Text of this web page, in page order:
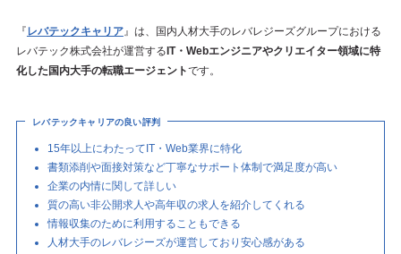
『レバテックキャリア』は、国内人材大手のレバレジーズグループにおける
レバテック株式会社が運営するIT・Webエンジニアやクリエイター領域に特
化した国内大手の転職エージェントです。
レバテックキャリアの良い評判
15年以上にわたってIT・Web業界に特化
書類添削や面接対策など丁寧なサポート体制で満足度が高い
企業の内情に関して詳しい
質の高い非公開求人や高年収の求人を紹介してくれる
情報収集のために利用することもできる
人材大手のレバレジーズが運営しており安心感がある